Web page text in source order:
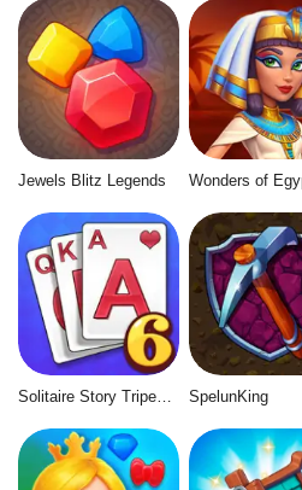
Jewels Blitz Legends
SpelunKing